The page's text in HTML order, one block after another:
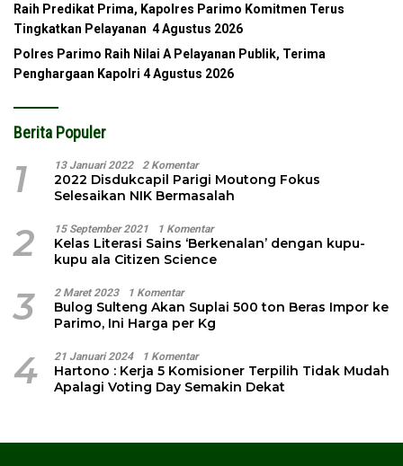
Raih Predikat Prima, Kapolres Parimo Komitmen Terus
Tingkatkan Pelayanan 4 Agustus 2026
Polres Parimo Raih Nilai A Pelayanan Publik, Terima
Penghargaan Kapolri 4 Agustus 2026
Berita Populer
1 13 Januari 2022 2 Komentar
2022 Disdukcapil Parigi Moutong Fokus
Selesaikan NIK Bermasalah
2 15 September 2021 1 Komentar
Kelas Literasi Sains ‘Berkenalan’ dengan kupu-
kupu ala Citizen Science
3 2 Maret 2023 1 Komentar
Bulog Sulteng Akan Suplai 500 ton Beras Impor ke
Parimo, Ini Harga per Kg
4 21 Januari 2024 1 Komentar
Hartono : Kerja 5 Komisioner Terpilih Tidak Mudah
Apalagi Voting Day Semakin Dekat